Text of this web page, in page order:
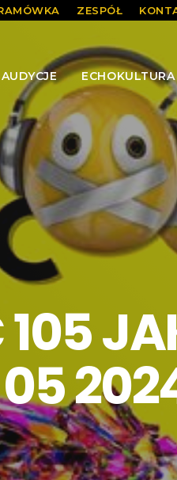
ZESPÓŁ
AUDYCJE ECHOKULTURA
105